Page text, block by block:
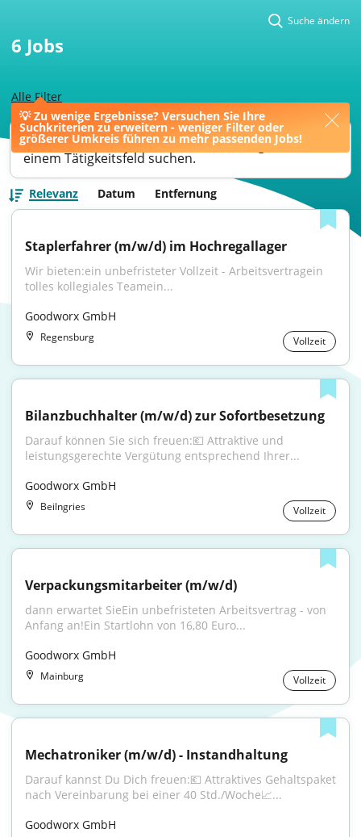
💡 Zu wenige Ergebnisse? Versuchen Sie Ihre
Suchkriterien zu erweitern - weniger Filter oder
größerer Umkreis führen zu mehr passenden Jobs!
Alle Filter
Suche ändern
6 Jobs
Ihre Jobsuche könnte bessere Ergebnisse liefern,
wenn Sie nach einer Berufsbezeichnung oder
einem Tätigkeitsfeld suchen.
Relevanz Datum Entfernung
Staplerfahrer (m/w/d) im Hochregallager
Wir bieten:ein unbefristeter Vollzeit - Arbeitsvertragein
tolles kollegiales Teamein...
Goodworx GmbH
Regensburg Vollzeit
Bilanzbuchhalter (m/w/d) zur Sofortbesetzung
Darauf können Sie sich freuen:💶 Attraktive und
leistungsgerechte Vergütung entsprechend Ihrer...
Goodworx GmbH
Beilngries Vollzeit
Verpackungsmitarbeiter (m/w/d)
dann erwartet SieEin unbefristeten Arbeitsvertrag - von
Anfang an!Ein Startlohn von 16,80 Euro...
Goodworx GmbH
Mainburg Vollzeit
Mechatroniker (m/w/d) - Instandhaltung
Darauf kannst Du Dich freuen:💶 Attraktives Gehaltspaket
nach Vereinbarung bei einer 40 Std./Woche📈...
Goodworx GmbH